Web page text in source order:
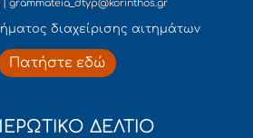
| grammateia_dtyp@korinthos.gr
διαχείρισης αιτημάτων
Πατήστε εδώ
ΔΕΛΤΙΟ